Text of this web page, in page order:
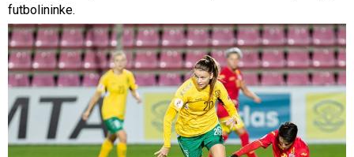
futbolininke.